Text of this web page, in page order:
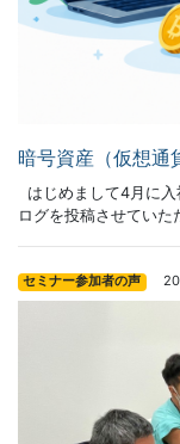
暗号資産（仮想通
はじめまして4月に
ログを投稿させてい
セミナー参加者の声